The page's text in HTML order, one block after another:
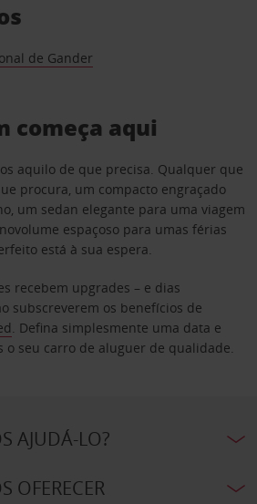
de Gander
começa aqui
aquilo de que precisa. Qualquer que
procura, um compacto engraçado
um sedan elegante para uma viagem
espaçoso para umas férias
está à sua espera.
recebem upgrades – e dias
subscreverem os benefícios de
. Defina simplesmente uma data e
o seu carro de aluguer de qualidade.
AJUDÁ-LO?
OFERECER